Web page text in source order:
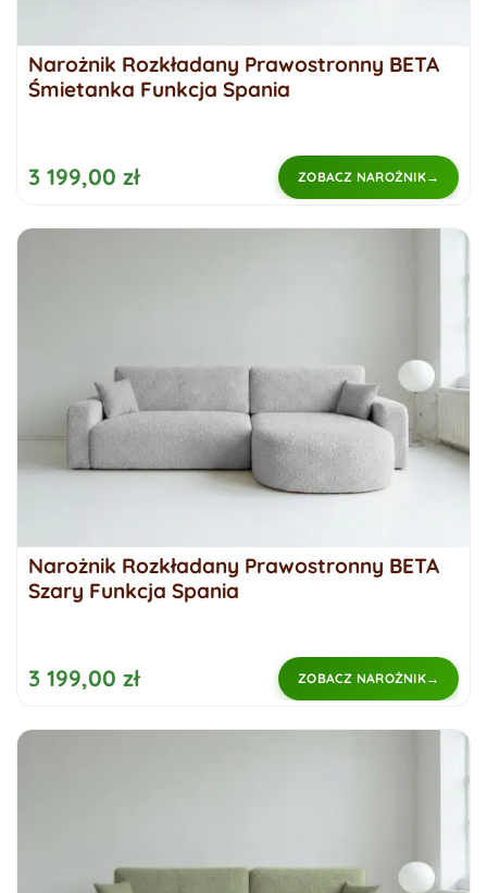
Narożnik Rozkładany Prawostronny BETA
Śmietanka Funkcja Spania
3 199,00 zł ZOBACZ NAROŻNIK
Narożnik Rozkładany Prawostronny BETA
Szary Funkcja Spania
3 199,00 zł ZOBACZ NAROŻNIK